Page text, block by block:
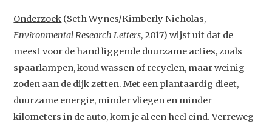
Onderzoek (Seth Wynes/Kimberly Nicholas,
Environmental Research Letters, 2017) wijst uit dat de
meest voor de hand liggende duurzame acties, zoals
spaarlampen, koud wassen of recyclen, maar weinig
zoden aan de dijk zetten. Met een plantaardig dieet,
duurzame energie, minder vliegen en minder
kilometers in de auto, kom je al een heel eind. Verreweg